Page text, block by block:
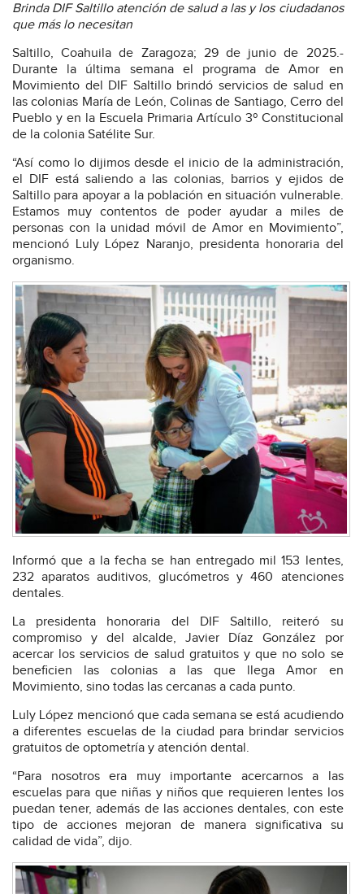
Brinda DIF Saltillo atención de salud a las y los ciudadanos
que más lo necesitan
Saltillo, Coahuila de Zaragoza; 29 de junio de 2025.-
Durante la última semana el programa de Amor en
Movimiento del DIF Saltillo brindó servicios de salud en
las colonias María de León, Colinas de Santiago, Cerro del
Pueblo y en la Escuela Primaria Artículo 3º Constitucional
de la colonia Satélite Sur.
“Así como lo dijimos desde el inicio de la administración,
el DIF está saliendo a las colonias, barrios y ejidos de
Saltillo para apoyar a la población en situación vulnerable.
Estamos muy contentos de poder ayudar a miles de
personas con la unidad móvil de Amor en Movimiento”,
mencionó Luly López Naranjo, presidenta honoraria del
organismo.
Informó que a la fecha se han entregado mil 153 lentes,
232 aparatos auditivos, glucómetros y 460 atenciones
dentales.
La presidenta honoraria del DIF Saltillo, reiteró su
compromiso y del alcalde, Javier Díaz González por
acercar los servicios de salud gratuitos y que no solo se
beneficien las colonias a las que llega Amor en
Movimiento, sino todas las cercanas a cada punto.
Luly López mencionó que cada semana se está acudiendo
a diferentes escuelas de la ciudad para brindar servicios
gratuitos de optometría y atención dental.
“Para nosotros era muy importante acercarnos a las
escuelas para que niñas y niños que requieren lentes los
puedan tener, además de las acciones dentales, con este
tipo de acciones mejoran de manera significativa su
calidad de vida”, dijo.